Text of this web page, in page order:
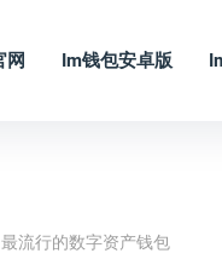
网 Im钱包安卓版
流行的数字资产钱包